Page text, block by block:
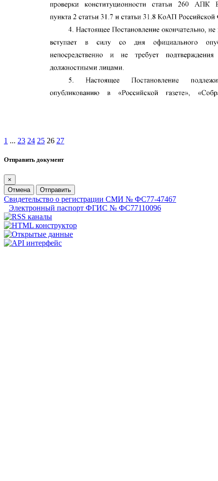
1 ... 23 24 25 26 27
Отправить документ
×
Отмена
Отправить
Свидетельство о регистрации СМИ № ФС77-47467
Электронный паспорт ФГИС № ФС77110096